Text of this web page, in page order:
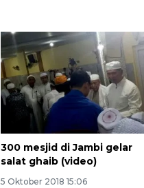
300 mesjid di Jambi gelar
salat ghaib (video)
5 Oktober 2018 15:06